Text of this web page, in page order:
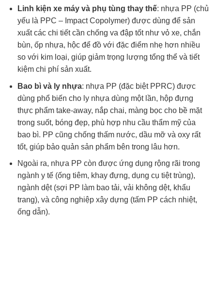
Linh kiện xe máy và phụ tùng thay thế: nhựa PP (chủ
yếu là PPC – Impact Copolymer) được dùng để sản
xuất các chi tiết cần chống va đập tốt như vỏ xe, chắn
bùn, ốp nhựa, hộc để đồ với đặc điểm nhẹ hơn nhiều
so với kim loại, giúp giảm trọng lượng tổng thể và tiết
kiệm chi phí sản xuất.
Bao bì và ly nhựa: nhựa PP (đặc biệt PPRC) được
dùng phổ biến cho ly nhựa dùng một lần, hộp đựng
thực phẩm take-away, nắp chai, màng bọc cho bề mặt
trong suốt, bóng đẹp, phù hợp nhu cầu thẩm mỹ của
bao bì. PP cũng chống thấm nước, dầu mỡ và oxy rất
tốt, giúp bảo quản sản phẩm bên trong lâu hơn.
Ngoài ra, nhựa PP còn được ứng dụng rộng rãi trong
ngành y tế (ống tiêm, khay đựng, dụng cụ tiệt trùng),
ngành dệt (sợi PP làm bao tải, vải không dệt, khẩu
trang), và công nghiệp xây dựng (tấm PP cách nhiệt,
ống dẫn).